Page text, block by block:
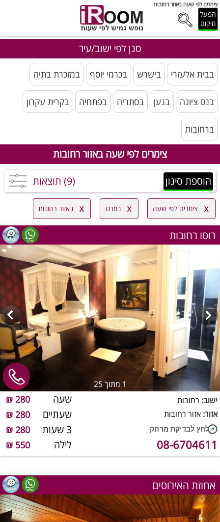
צימרים לפי שעה באזור רחובות
הפעל
מיקום
סנן לפי ישוב/עיר
בבית אלעזרי בישרש בכרמי יוסף במזכרת בתיה
בנס ציונה בנען בסתריה בפתחיה‭ בקרית עקרון
ברחובות
צימרים לפי שעה באזור רחובות
הוספת סינון (9) תוצאות
צימרים לפי שעה במרכז באזור רחובות
רוסו רחובות
1 מתוך 25
שעה 280 ₪
שעתיים 280 ₪
3 שעות 280 ₪
לילה 550 ₪
ישוב: רחובות
אזור: אזור רחובות
08-6704611
אחוזת האירוסים